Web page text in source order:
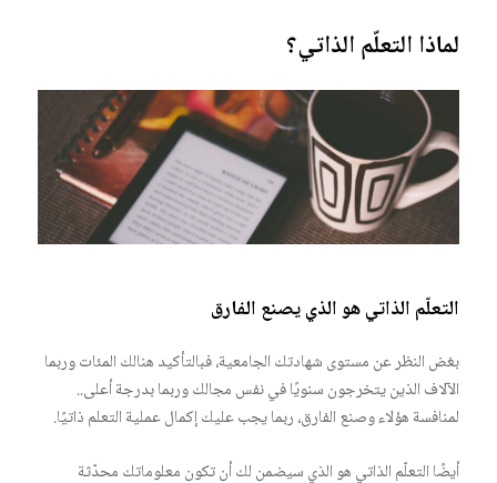
لماذا التعلّم الذاتي؟
التعلّم الذاتي هو الذي يصنع الفارق
بغض النظر عن مستوى شهادتك الجامعية، فبالتأكيد هنالك المئات وربما
الآلاف الذين يتخرجون سنويًا في نفس مجالك وربما بدرجة أعلى..
لمنافسة هؤلاء وصنع الفارق، ربما يجب عليك إكمال عملية التعلم ذاتيًا.
أيضًا التعلّم الذاتي هو الذي سيضمن لك أن تكون معلوماتك محدّثة